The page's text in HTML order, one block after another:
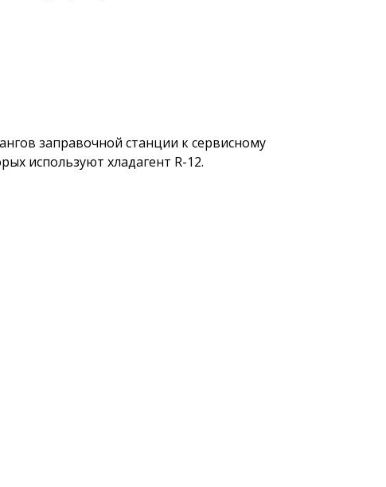
заправочной станции к сервисному
используют хладагент R-12.